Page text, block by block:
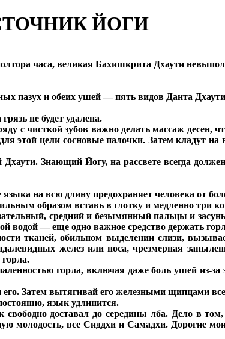
ЙОГИ
часа, великая Бахишкрита Дхаути
пазух и обеих ушей — пять видов Данта
не будет удалена.
с чисткой зубов важно делать массаж десен,
этой цели сосновые палочки. Затем кладут
Знающий Йогу, на рассвете всегда
на всю длину предохраняет человека от
образом вставь в глотку и медленно три
средний и безымянный пальцы и
водой — еще одно важное средство держать
тканей, обильном выделении слизи,
желез или носа, чрезмерная
горла, включая даже боль ушей из-
Затем вытягивай его железными щипцами
язык удлинится.
доставал до середины лба. Дело в
молодость, все Сиддхи и Самадхи. Дорогие